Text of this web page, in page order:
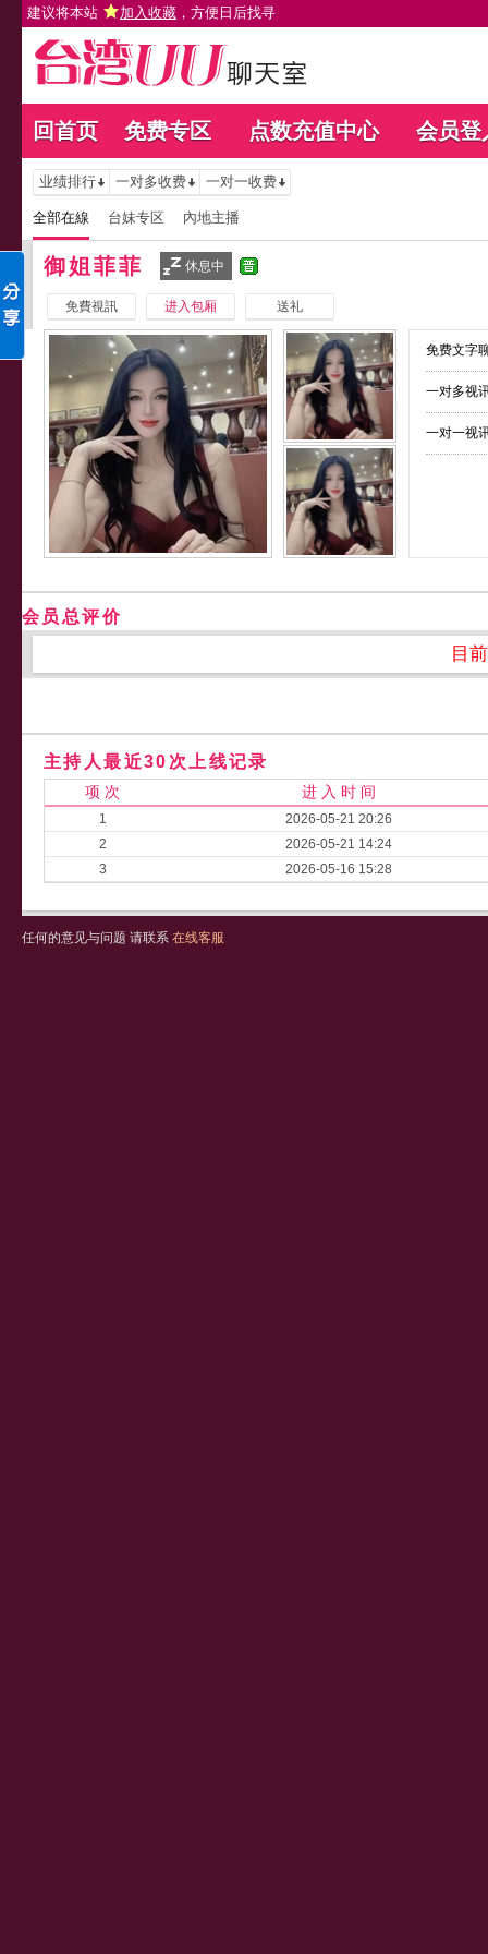
建议将本站 加入收藏 ，方便日后找寻
回首页 免费专区 点数充值中心 会员登
业绩排行 一对多收费 一对一收费
全部在線 台妹专区 內地主播
御姐菲菲 休息中
免費視訊 进入包厢 送礼
免费文字
一对多视
一对一视
会员总评价
目
主持人最近30次上线记录
项 次 进 入 时 间
1
2026-05-21 20:26
2
2026-05-21 14:24
3
2026-05-16 15:28
任何的意见与问题 请联系 在线客服